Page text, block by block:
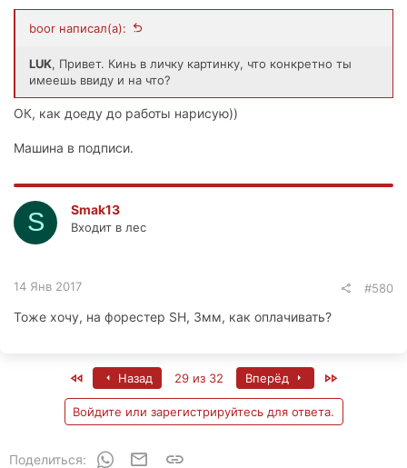
boor написал(а):
LUK, Привет. Кинь в личку картинку, что конкретно ты
имеешь ввиду и на что?
ОК, как доеду до работы нарисую))
Машина в подписи.
S Smak13
Входит в лес
14 Янв 2017 #580
Тоже хочу, на форестер SH, 3мм, как оплачивать?
First Назад 29 из 32 Вперёд
Войдите или зарегистрируйтесь для ответа.
Поделиться: WhatsAppЭлектронная почта